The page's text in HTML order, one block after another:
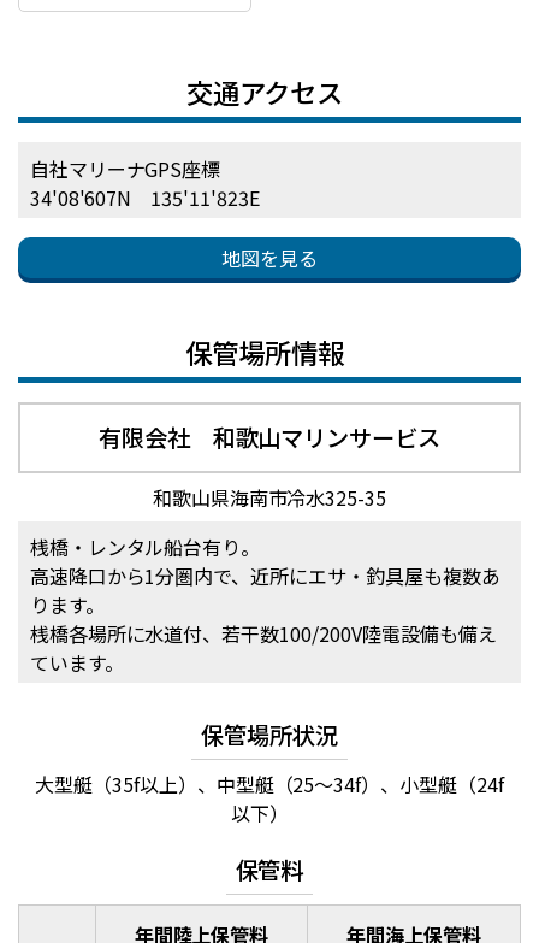
交通アクセス
自社マリーナGPS座標
34'08'607N 135'11'823E
地図を見る
保管場所情報
有限会社 和歌山マリンサービス
和歌山県海南市冷水325-35
桟橋・レンタル船台有り。
高速降口から1分圏内で、近所にエサ・釣具屋も複数あ
ります。
桟橋各場所に水道付、若干数100/200V陸電設備も備え
ています。
保管場所状況
大型艇（35f以上）、中型艇（25～34f）、小型艇（24f
以下）
保管料
年間陸上保管料 年間海上保管料